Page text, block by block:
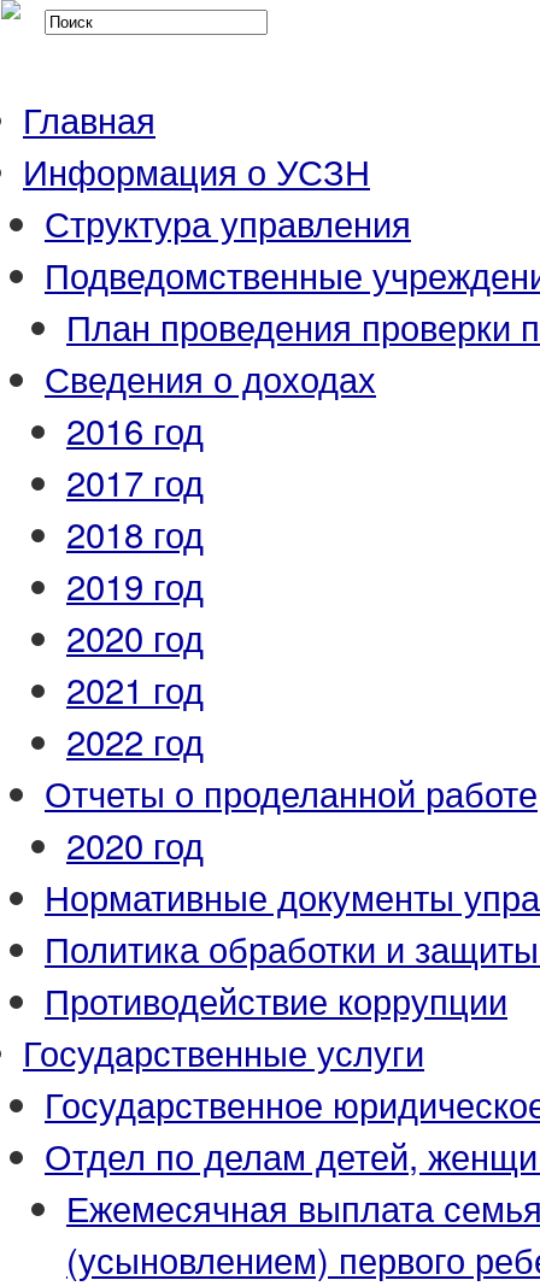
Главная
Информация о УСЗН
Структура управления
Подведомственные
План проведения проверки
Сведения о доходах
2016 год
2017 год
2018 год
2019 год
2020 год
2021 год
2022 год
Отчеты о проделанной работе
2020 год
Нормативные документы
Политика обработки и
Противодействие коррупции
Государственные услуги
Государственное
Отдел по делам детей,
Ежемесячная выплата
(усыновлением) первого